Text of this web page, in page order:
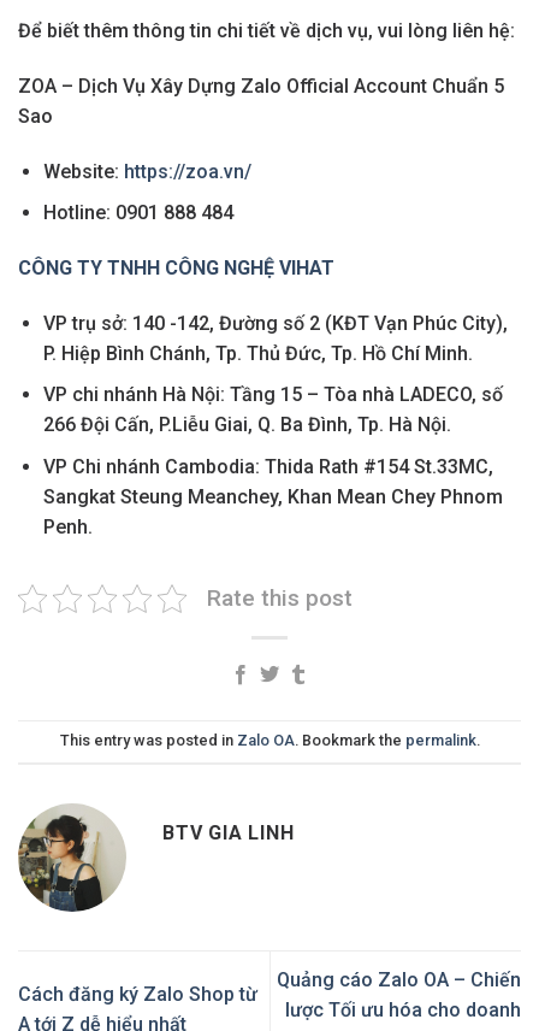
Để biết thêm thông tin chi tiết về dịch vụ, vui lòng liên hệ:
ZOA – Dịch Vụ Xây Dựng Zalo Official Account Chuẩn 5
Sao
Website: https://zoa.vn/
Hotline: 0901 888 484
CÔNG TY TNHH CÔNG NGHỆ VIHAT
VP trụ sở: 140 -142, Đường số 2 (KĐT Vạn Phúc City),
P. Hiệp Bình Chánh, Tp. Thủ Đức, Tp. Hồ Chí Minh.
VP chi nhánh Hà Nội: Tầng 15 – Tòa nhà LADECO, số
266 Đội Cấn, P.Liễu Giai, Q. Ba Đình, Tp. Hà Nội.
VP Chi nhánh Cambodia: Thida Rath #154 St.33MC,
Sangkat Steung Meanchey, Khan Mean Chey Phnom
Penh.
Rate this post
This entry was posted in Zalo OA. Bookmark the permalink.
BTV GIA LINH
Cách đăng ký Zalo Shop từ
A tới Z dễ hiểu nhất
Quảng cáo Zalo OA – Chiến
lược Tối ưu hóa cho doanh